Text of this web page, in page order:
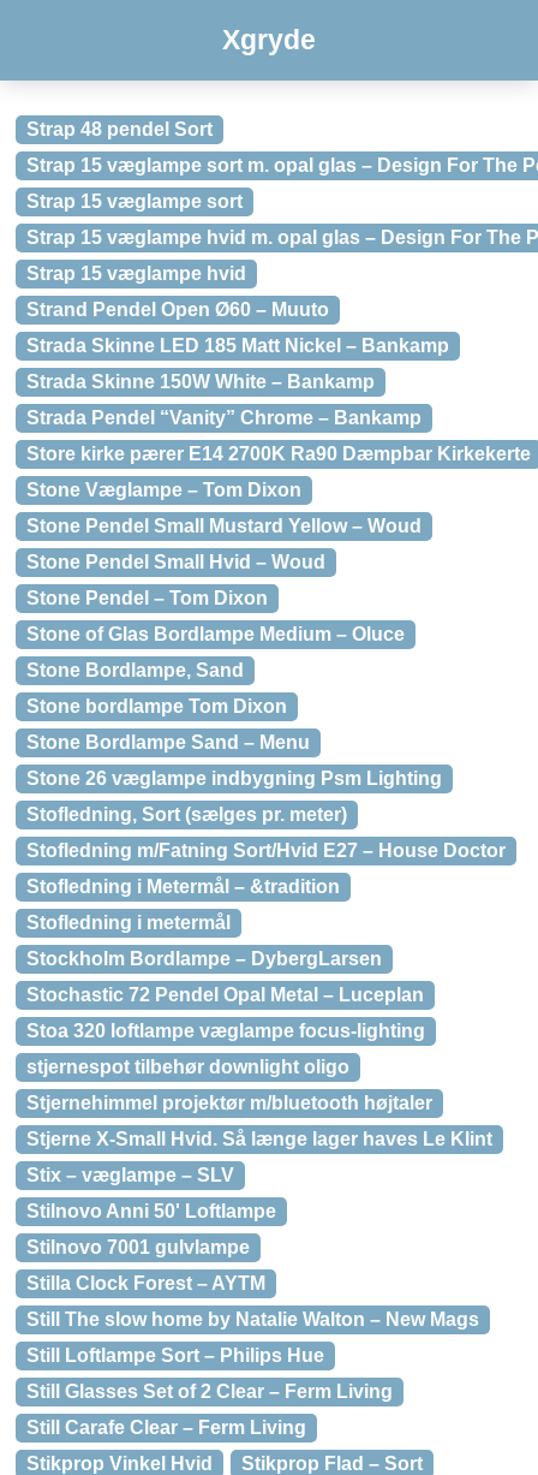
Xgryde
Strap 48 pendel Sort
Strap 15 væglampe sort m. opal glas – Design For The
Strap 15 væglampe sort
Strap 15 væglampe hvid m. opal glas – Design For The
Strap 15 væglampe hvid
Strand Pendel Open Ø60 – Muuto
Strada Skinne LED 185 Matt Nickel – Bankamp
Strada Skinne 150W White – Bankamp
Strada Pendel “Vanity” Chrome – Bankamp
Store kirke pærer E14 2700K Ra90 Dæmpbar Kirkekerte
Stone Væglampe – Tom Dixon
Stone Pendel Small Mustard Yellow – Woud
Stone Pendel Small Hvid – Woud
Stone Pendel – Tom Dixon
Stone of Glas Bordlampe Medium – Oluce
Stone Bordlampe, Sand
Stone bordlampe Tom Dixon
Stone Bordlampe Sand – Menu
Stone 26 væglampe indbygning Psm Lighting
Stofledning, Sort (sælges pr. meter)
Stofledning m/Fatning Sort/Hvid E27 – House Doctor
Stofledning i Metermål – &tradition
Stofledning i metermål
Stockholm Bordlampe – DybergLarsen
Stochastic 72 Pendel Opal Metal – Luceplan
Stoa 320 loftlampe væglampe focus-lighting
stjernespot tilbehør downlight oligo
Stjernehimmel projektør m/bluetooth højtaler
Stjerne X-Small Hvid. Så længe lager haves Le Klint
Stix – væglampe – SLV
Stilnovo Anni 50' Loftlampe
Stilnovo 7001 gulvlampe
Stilla Clock Forest – AYTM
Still The slow home by Natalie Walton – New Mags
Still Loftlampe Sort – Philips Hue
Still Glasses Set of 2 Clear – Ferm Living
Still Carafe Clear – Ferm Living
Stikprop Vinkel Hvid
Stikprop Flad – Sort